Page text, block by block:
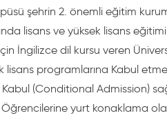
şehrin 2. önemli eğitim
lisans ve yüksek lisans
İngilizce dil kursu veren
lisans programlarına Kabul
(Conditional Admission)
Öğrencilerine yurt konaklama